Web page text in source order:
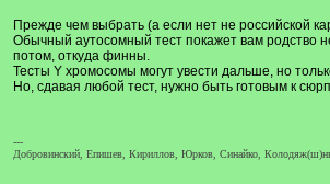
]
Прежде чем выбрать (а если нет не российской
Обычный аутосомный тест покажет вам родство
потом, откуда финны.
Тесты Y хромосомы могут увести дальше, но
Но, сдавая любой тест, нужно быть готовым к
---
Добровинский, Епишев, Кириллов, Юрков, Синайко,